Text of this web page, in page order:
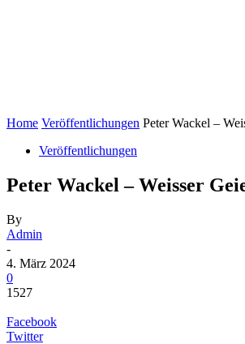
Home Veröffentlichungen Peter Wackel –
Veröffentlichungen
Peter Wackel – Weisser
By
Admin
-
4. März 2024
0
1527
Facebook
Twitter